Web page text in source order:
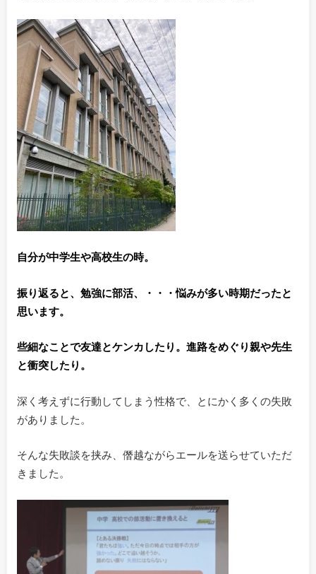
自分が中学生や高校生の時。
振り返ると、勉強に部活、・・・悩みが多い時期だったと
思います。
些細なことで友達とケンカしたり。進路をめぐり親や先生
と衝突したり。
深く考えずに行動してしまう性格で、とにかく多くの失敗
がありました。
そんな失敗談を挟み、僭越ながらエールを送らせていただ
きました。